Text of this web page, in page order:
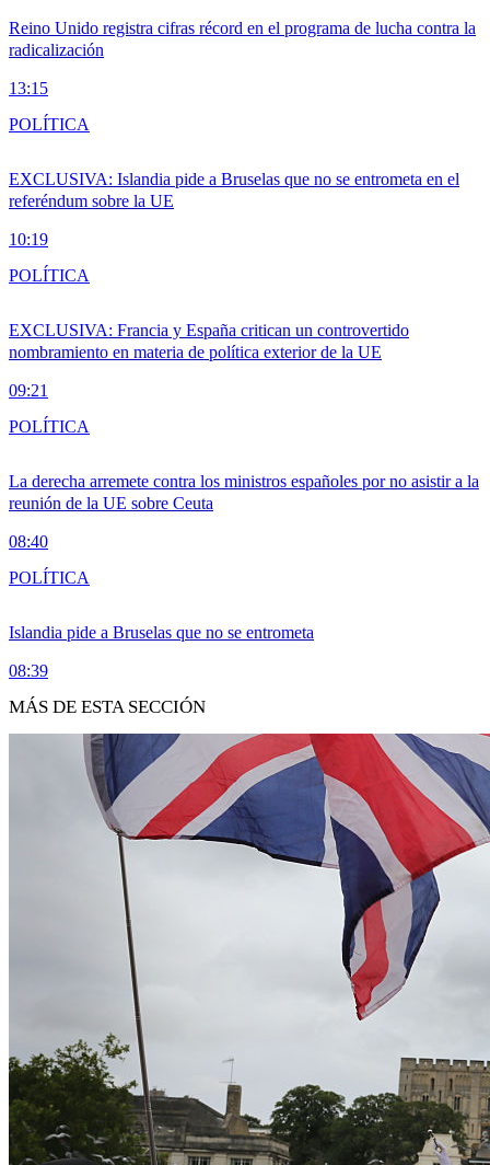
Reino Unido registra cifras récord en el programa de lucha contra la
radicalización
13:15
EXCLUSIVA: Islandia pide a Bruselas que no se entrometa en el
referéndum sobre la UE
10:19
POLÍTICA
EXCLUSIVA: Francia y España critican un controvertido
nombramiento en materia de política exterior de la UE
09:21
POLÍTICA
La derecha arremete contra los ministros españoles por no asistir a la
reunión de la UE sobre Ceuta
08:40
POLÍTICA
Islandia pide a Bruselas que no se entrometa
08:39
POLÍTICA
MÁS DE ESTA SECCIÓN